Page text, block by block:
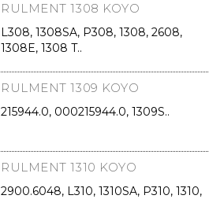
RULMENT 1308 KOYO
L308, 1308SA, P308, 1308, 2608,
1308E, 1308 T..
RULMENT 1309 KOYO
215944.0, 000215944.0, 1309S..
RULMENT 1310 KOYO
2900.6048, L310, 1310SA, P310, 1310,